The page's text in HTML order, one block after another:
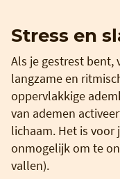
Stress en
Als je gestrest bent,
langzame en
oppervlakkige
van ademen
lichaam. Het is
onmogelijk om te
vallen).